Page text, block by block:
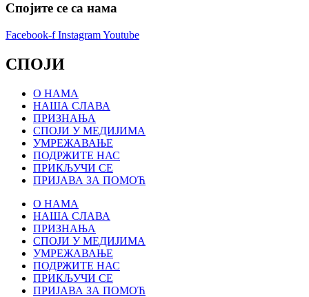
Спојите се са нама
Facebook-f InstagramYoutube
СПОЈИ
О НАМА
НАША СЛАВА
ПРИЗНАЊА
СПОЈИ У МЕДИЈИМА
УМРЕЖАВАЊЕ
ПОДРЖИТЕ НАС
ПРИКЉУЧИ СЕ
ПРИЈАВА ЗА ПОМОЋ
О НАМА
НАША СЛАВА
ПРИЗНАЊА
СПОЈИ У МЕДИЈИМА
УМРЕЖАВАЊЕ
ПОДРЖИТЕ НАС
ПРИКЉУЧИ СЕ
ПРИЈАВА ЗА ПОМОЋ